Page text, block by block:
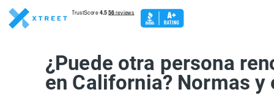
¿Puede otra persona
en California? Normas y